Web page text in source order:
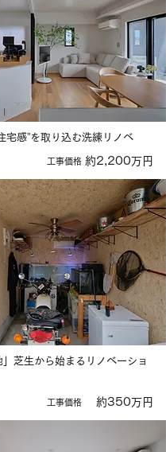
マンション
宅感”を取り込む洗練リノベ
約2,200万円
​工事価格
戸建て
」芝生から始まるリノベーショ
約350万円
​工事価格